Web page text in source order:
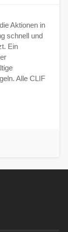
Aktionen in
schnell und
Ein
Alle CLIF